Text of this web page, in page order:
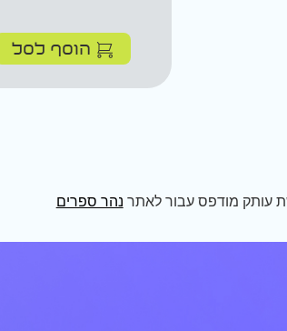
הוסף לסל
עותק מודפס עבור לאתר נהר ספרים